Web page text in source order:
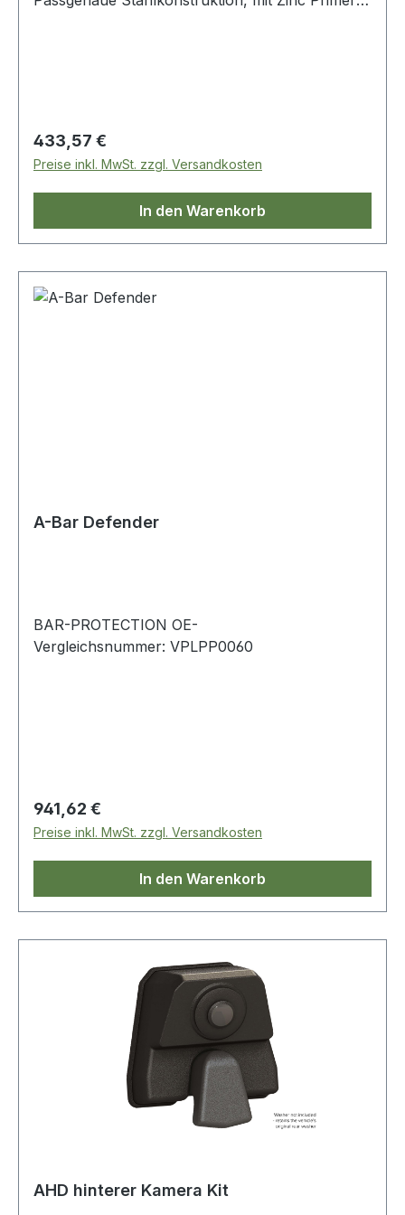
Regulärer Preis:
433,57 €
Preise inkl. MwSt. zzgl. Versandkosten
In den Warenkorb
A-Bar Defender
BAR-PROTECTION OE-
Vergleichsnummer: VPLPP0060
Regulärer Preis:
941,62 €
Preise inkl. MwSt. zzgl. Versandkosten
In den Warenkorb
AHD hinterer Kamera Kit